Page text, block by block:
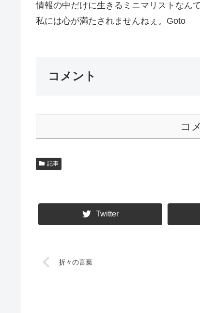
情報の中だけに生きるミニマリストなん
私には心が満たされませんねぇ。Goto
コメント
コ
記事
Twitter
折々の言葉